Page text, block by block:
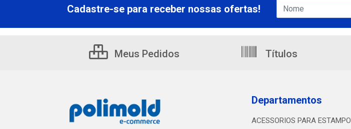
Cadastre-se para receber nossas ofertas!
Meus Pedidos Títulos
Departamentos
ACESSORIOS PARA ESTAMPO